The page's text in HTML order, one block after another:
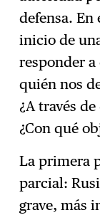
defensa. En
inicio de
responder
quién nos
¿A través
¿Con qué
La primera
parcial:
grave, más